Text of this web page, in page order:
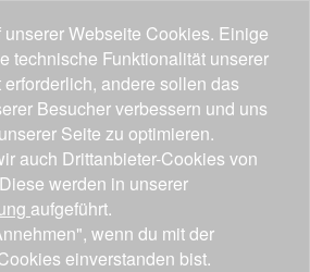
Webseite Cookies. Einige
technische Funktionalität unserer
andere sollen das
Besucher verbessern und uns
Seite zu optimieren.
auch Drittanbieter-Cookies von
werden in unserer
aufgeführt.
wenn du mit der
einverstanden bist.